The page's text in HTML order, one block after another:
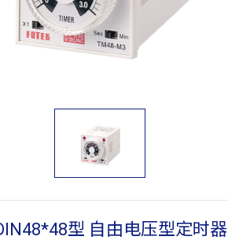
型 自由电压型定时器